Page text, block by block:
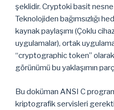
şeklidir. Cryptoki basit nesne
Teknolojiden bağımsızlığı
kaynak paylaşımı (Çoklu
uygulamalar), ortak
“cryptographic token”
görünümü bu yaklaşımın
Bu doküman ANSI C
kriptografik servisleri